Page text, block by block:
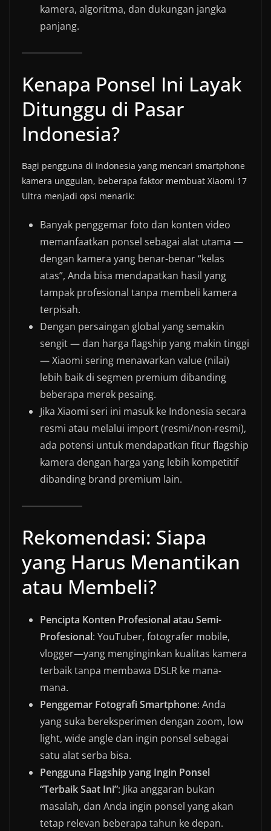
kamera, algoritma, dan dukungan jangka
panjang.
Kenapa Ponsel Ini Layak
Ditunggu di Pasar
Indonesia?
Bagi pengguna di Indonesia yang mencari smartphone
kamera unggulan, beberapa faktor membuat Xiaomi 17
Ultra menjadi opsi menarik:
Banyak penggemar foto dan konten video
memanfaatkan ponsel sebagai alat utama —
dengan kamera yang benar-benar “kelas
atas”, Anda bisa mendapatkan hasil yang
tampak profesional tanpa membeli kamera
terpisah.
Dengan persaingan global yang semakin
sengit — dan harga flagship yang makin tinggi
— Xiaomi sering menawarkan value (nilai)
lebih baik di segmen premium dibanding
beberapa merek pesaing.
Jika Xiaomi seri ini masuk ke Indonesia secara
resmi atau melalui import (resmi/non-resmi),
ada potensi untuk mendapatkan fitur flagship
kamera dengan harga yang lebih kompetitif
dibanding brand premium lain.
Rekomendasi: Siapa
yang Harus Menantikan
atau Membeli?
Pencipta Konten Profesional atau Semi-
Profesional: YouTuber, fotografer mobile,
vlogger—yang menginginkan kualitas kamera
terbaik tanpa membawa DSLR ke mana-
mana.
Penggemar Fotografi Smartphone: Anda
yang suka bereksperimen dengan zoom, low
light, wide angle dan ingin ponsel sebagai
satu alat serba bisa.
Pengguna Flagship yang Ingin Ponsel
“Terbaik Saat Ini”: Jika anggaran bukan
masalah, dan Anda ingin ponsel yang akan
tetap relevan beberapa tahun ke depan.